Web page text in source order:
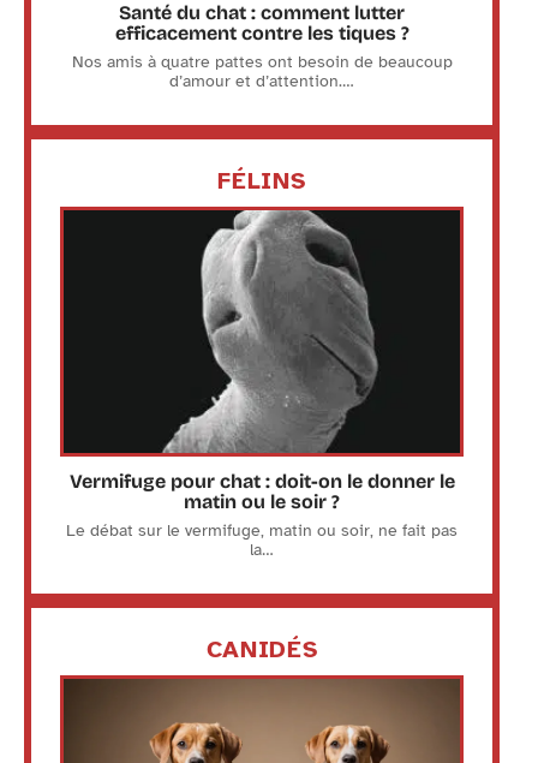
Santé du chat : comment lutter
efficacement contre les tiques ?
Nos amis à quatre pattes ont besoin de beaucoup
d’amour et d’attention.…
FÉLINS
Vermifuge pour chat : doit-on le donner le
matin ou le soir ?
Le débat sur le vermifuge, matin ou soir, ne fait pas
la…
CANIDÉS